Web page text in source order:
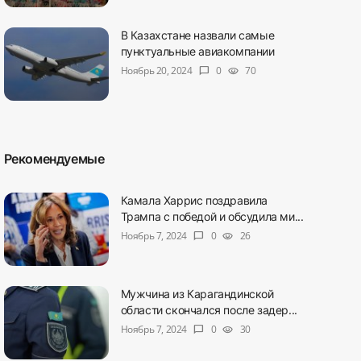
В Казахстане назвали самые
пунктуальные авиакомпании
Ноябрь 20, 2024
chat_bubble 0 visibility 70
Рекомендуемые
Камала Харрис поздравила
Трампа с победой и обсудила ми...
Ноябрь 7, 2024
chat_bubble 0 visibility 26
Мужчина из Карагандинской
области скончался после задер...
Ноябрь 7, 2024
chat_bubble 0 visibility 30